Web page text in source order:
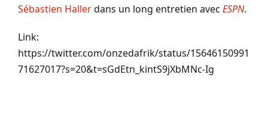
Sébastien Hallerdans un long entretien avec ESPN.
Link:
https://twitter.com/onzedafrik/status/15646150991
71627017?s=20&t=sGdEtn_kintS9jXbMNc-Ig